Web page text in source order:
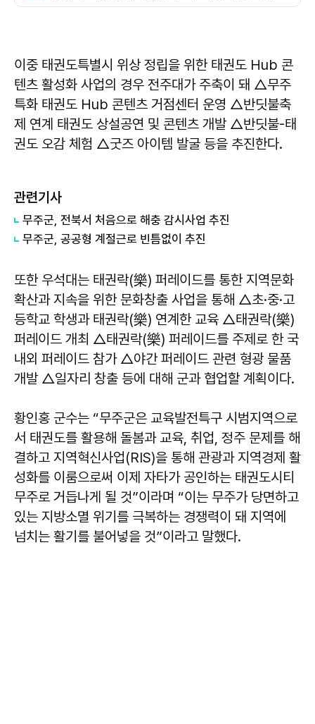
이중 태권도특별시 위상 정립을 위한 태권도 Hub 콘
텐츠 활성화 사업의 경우 전주대가 주축이 돼 △무주
특화 태권도 Hub 콘텐츠 거점센터 운영 △반딧불축
제 연계 태권도 상설공연 및 콘텐츠 개발 △반딧불-태
권도 오감 체험 △굿즈 아이템 발굴 등을 추진한다.
관련기사
무주군, 전북서 처음으로 해충 감시사업 추진
무주군, 공공형 계절근로 빈틈없이 추진
또한 우석대는 태권락(樂) 퍼레이드를 통한 지역문화
확산과 지속을 위한 문화창출 사업을 통해 △초·중·고
등학교 학생과 태권락(樂) 연계한 교육 △태권락(樂)
퍼레이드 개최 △태권락(樂) 퍼레이드를 주제로 한 국
내외 퍼레이드 참가 △야간 퍼레이드 관련 형광 물품
개발 △일자리 창출 등에 대해 군과 협업할 계획이다.
황인홍 군수는 “무주군은 교육발전특구 시범지역으로
서 태권도를 활용해 돌봄과 교육, 취업, 정주 문제를 해
결하고 지역혁신사업(RIS)을 통해 관광과 지역경제 활
성화를 이룸으로써 이제 자타가 공인하는 태권도시티
무주로 거듭나게 될 것”이라며 “이는 무주가 당면하고
있는 지방소멸 위기를 극복하는 경쟁력이 돼 지역에
넘치는 활기를 불어넣을 것”이라고 말했다.